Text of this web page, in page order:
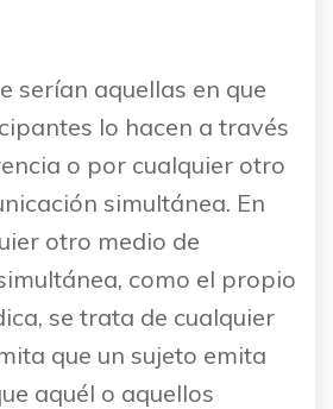
serían aquellas en que
lo hacen a través
o por cualquier otro
simultánea. En
otro medio de
como el propio
se trata de cualquier
que un sujeto emita
aquél o aquellos